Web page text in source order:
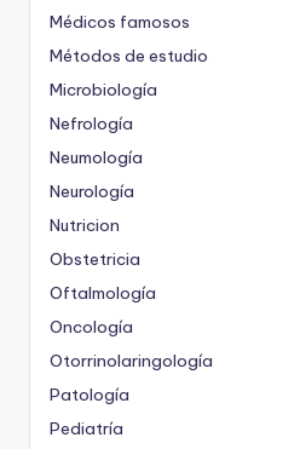
Médicos famosos
Métodos de estudio
Microbiología
Nefrología
Neumología
Neurología
Nutricion
Obstetricia
Oftalmología
Oncología
Otorrinolaringología
Patología
Pediatría